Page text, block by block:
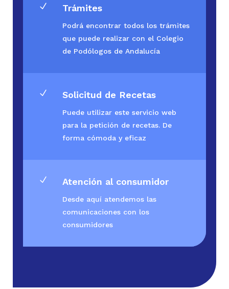
N Trámites
Podrá encontrar todos los trámites
que puede realizar con el Colegio
de Podólogos de Andalucía
N Solicitud de Recetas
Puede utilizar este servicio web
para la petición de recetas. De
forma cómoda y eficaz
N Atención al consumidor
Desde aquí atendemos las
comunicaciones con los
consumidores